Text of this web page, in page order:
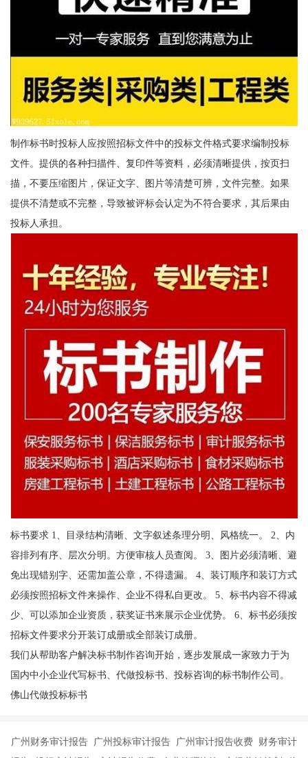
制作标书时投标人应按照招标文件中的投标文件格式要求编制投标
文件。提供的各种扫描件、复印件等资料，必须清晰提供，按页扫
描，不要压缩图片，保证文字、图片等清楚可辨，文件完整。如果
提供不清楚或不完整，导致被评标会认定为不符合要求，其后果由
投标人承担。
标书要求 1、目录结构清晰、文字叙述条理分明、风格统一。 2、内
容排列有序、层次分明。方便审核人员查阅。 3、图片必须清晰、避
免出现错别字、还需加盖公章，不得遗漏。 4、装订顺序和装订方式
必须按照招标文件来操作、企业不得私自更改。 5、标书内容不得减
少、可以添加企业资质，获奖证书来展示企业优势。 6、标书必须按
招标文件要求分开装订成册或全部装订成册。
我们从帮助客户解决标书制作咨询开始，逐步发展成一家致力于为
国内中小企业代写标书、代做投标书、投标咨询的标书制作公司。
佛山代做投标标书
广州财务审计报告 广州投标审计报告 广州审计报告收费 财务审计